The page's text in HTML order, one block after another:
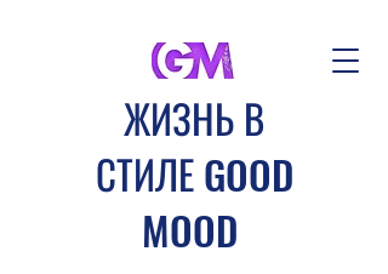
​ЖИЗНЬ В
СТИЛЕ GOOD
MOOD